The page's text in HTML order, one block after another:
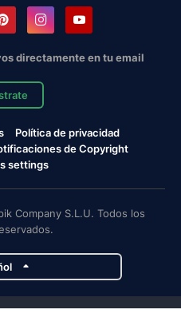
directamente en tu email
Política de privacidad
de Copyright
settings
Company S.L.U. Todos los